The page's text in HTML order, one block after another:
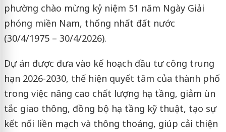
phường chào mừng kỷ niệm 51 năm Ngày Giải
phóng miền Nam, thống nhất đất nước
(30/4/1975 – 30/4/2026).
Dự án được đưa vào kế hoạch đầu tư công trung
hạn 2026-2030, thể hiện quyết tâm của thành phố
trong việc nâng cao chất lượng hạ tầng, giảm ùn
tắc giao thông, đồng bộ hạ tầng kỹ thuật, tạo sự
kết nối liền mạch và thông thoáng, giúp cải thiện